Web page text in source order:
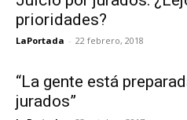
prioridades?
LaPortada - 22 febrero, 2018
“La gente está
jurados”